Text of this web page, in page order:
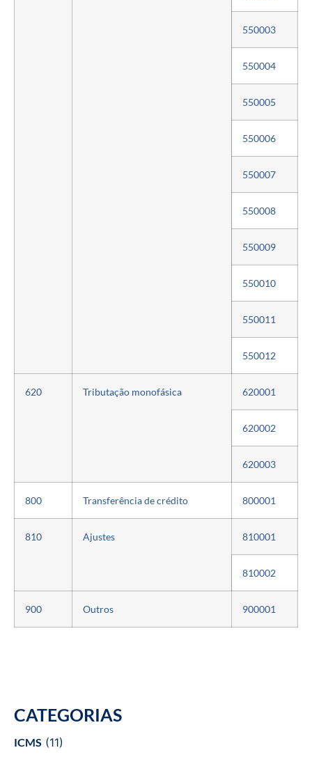
550003
550004
550005
550006
550007
550008
550009
550010
550011
550012
620 Tributação monofásica 620001
620002
620003
800 Transferência de crédito 800001
810 Ajustes 810001
810002
900 Outros 900001
CATEGORIAS
ICMS (11)